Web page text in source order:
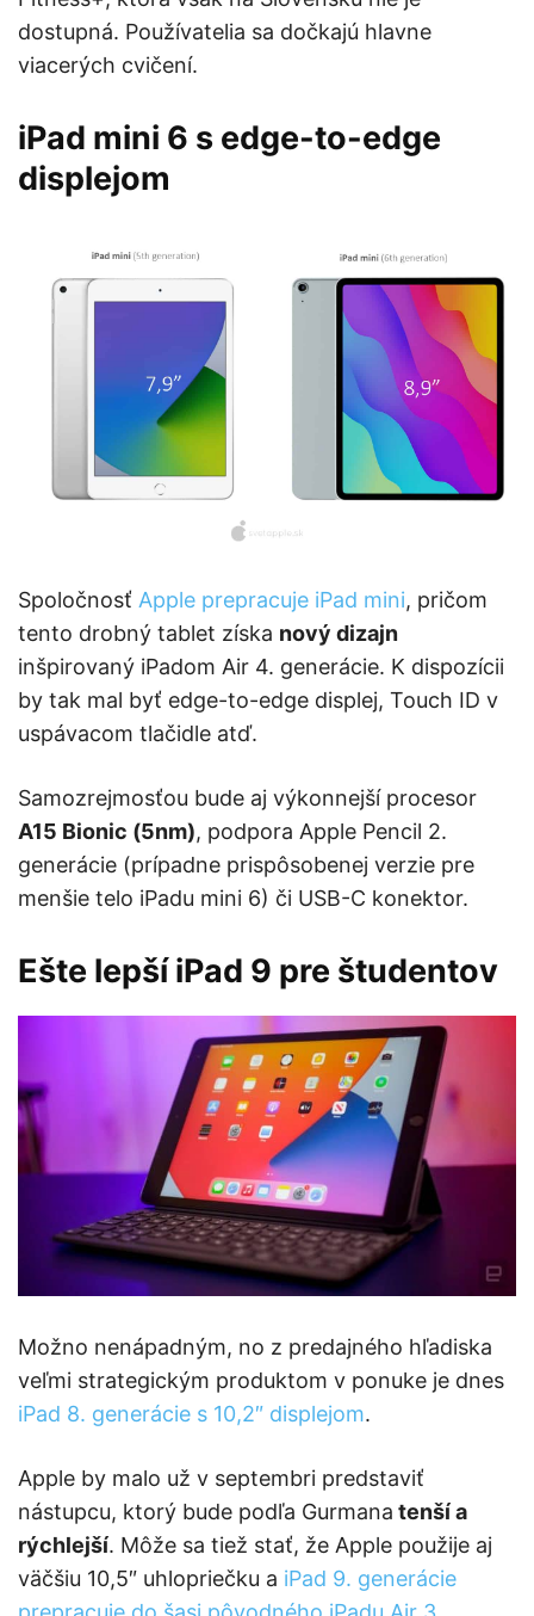
dostupná. Používatelia sa dočkajú hlavne
viacerých cvičení.
iPad mini 6 s edge-to-edge
displejom
Spoločnosť Apple prepracuje iPad mini, pričom
tento drobný tablet získa nový dizajn
inšpirovaný iPadom Air 4. generácie. K dispozícii
by tak mal byť edge-to-edge displej, Touch ID v
uspávacom tlačidle atď.
Samozrejmosťou bude aj výkonnejší procesor
A15 Bionic (5nm), podpora Apple Pencil 2.
generácie (prípadne prispôsobenej verzie pre
menšie telo iPadu mini 6) či USB-C konektor.
Ešte lepší iPad 9 pre študentov
Možno nenápadným, no z predajného hľadiska
veľmi strategickým produktom v ponuke je dnes
iPad 8. generácie s 10,2″ displejom.
Apple by malo už v septembri predstaviť
nástupcu, ktorý bude podľa Gurmana tenší a
rýchlejší. Môže sa tiež stať, že Apple použije aj
väčšiu 10,5″ uhlopriečku a iPad 9. generácie